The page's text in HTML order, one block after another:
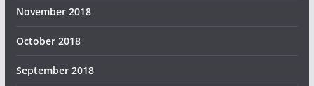
November 2018
October 2018
September 2018